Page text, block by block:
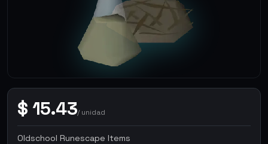
$ 15.43/unidad
Oldschool Runescape Items